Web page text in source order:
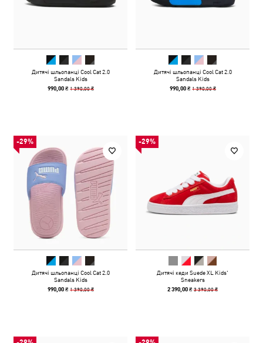
Дитячі шльопанці Cool Cat 2.0
Sandals Kids
990,00 ₴ 1 390,00 ₴
Дитячі шльопанці Cool Cat 2.0
Sandals Kids
990,00 ₴ 1 390,00 ₴
-29%
Дитячі шльопанці Cool Cat 2.0
Sandals Kids
990,00 ₴ 1 390,00 ₴
-29%
Дитячі кеди Suede XL Kids'
Sneakers
2 390,00 ₴3 390,00 ₴